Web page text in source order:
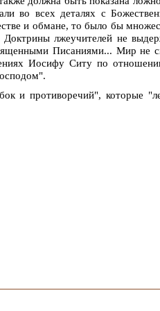
во всех деталях с
и обмане, то было бы
лжеучителей не
Писаниями... Мир не
Иосифу Ситу по
и противоречий", которые